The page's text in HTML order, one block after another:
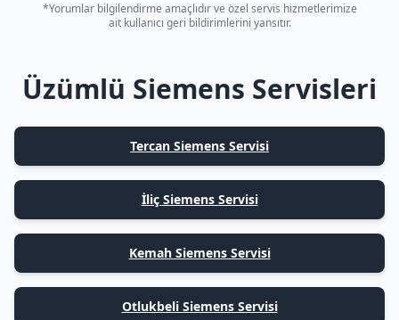
*Yorumlar bilgilendirme amaçlıdır ve özel servis hizmetlerimize
ait kullanıcı geri bildirimlerini yansıtır.
Üzümlü Siemens Servisleri
Tercan Siemens Servisi
İliç Siemens Servisi
Kemah Siemens Servisi
Otlukbeli Siemens Servisi